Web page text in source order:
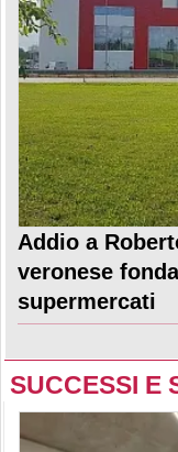
Addio a
veronese
supermercati
SUCCESSI E